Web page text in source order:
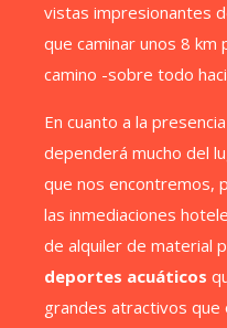
vistas impresionantes
que caminar unos 8 km
camino -sobre todo
En cuanto a la
dependerá mucho del
que nos encontremos,
las inmediaciones
de alquiler de material
deportes acuáticos
grandes atractivos que